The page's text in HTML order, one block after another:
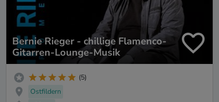
Bernie Rieger - chillige Flamenco-
Gitarren-Lounge-Musik
(5)
Ostfildern